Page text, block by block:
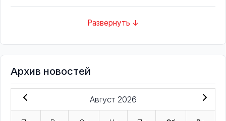
Развернуть ↓
Архив новостей
Август 2026